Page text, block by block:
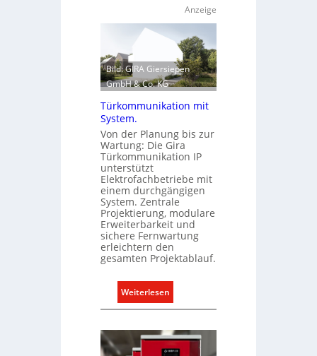
ü
r
e
n
u
o
p
i
s
c
h
e
n
a
r
t
l
i
m
a
e
d
r
f
s
g
e
r
h
e
r
Anzeige
Bild: GIRA Giersiepen
GmbH & Co. KG
Türkommunikation mit
System.
Von der Planung bis zur
Wartung: Die Gira
Türkommunikation IP
unterstützt
Elektrofachbetriebe mit
einem durchgängigen
System. Zentrale
Projektierung, modulare
Erweiterbarkeit und
sichere Fernwartung
erleichtern den
gesamten Projektablauf.
Weiterlesen:
T
r
k